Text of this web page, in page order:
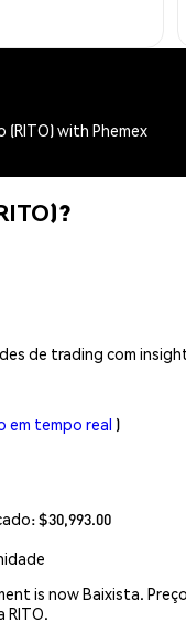
(RITO) with Phemex
de trading com
em tempo real )
$30,993.00
is now Baixista.
RITO.